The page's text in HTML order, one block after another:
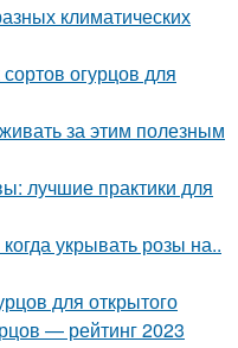
климатических
огурцов для
за этим полезным
лучшие практики для
укрывать розы на..
для открытого
— рейтинг 2023